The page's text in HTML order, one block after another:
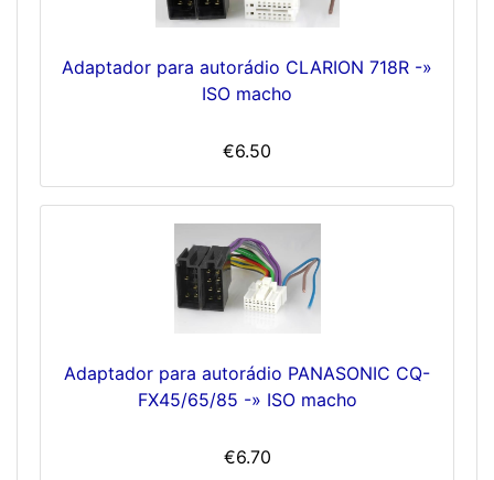
Adaptador para autorádio CLARION 718R -»
ISO macho
€6.50
Adaptador para autorádio PANASONIC CQ-
FX45/65/85 -» ISO macho
€6.70